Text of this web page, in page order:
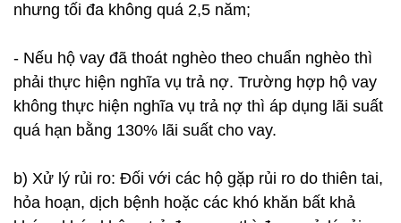
nhưng tối đa không quá 2,5 năm;
- Nếu hộ vay đã thoát nghèo theo chuẩn nghèo thì
phải thực hiện nghĩa vụ trả nợ. Trường hợp hộ vay
không thực hiện nghĩa vụ trả nợ thì áp dụng lãi suất
quá hạn bằng 130% lãi suất cho vay.
b) Xử lý rủi ro: Đối với các hộ gặp rủi ro do thiên tai,
hỏa hoạn, dịch bệnh hoặc các khó khăn bất khả